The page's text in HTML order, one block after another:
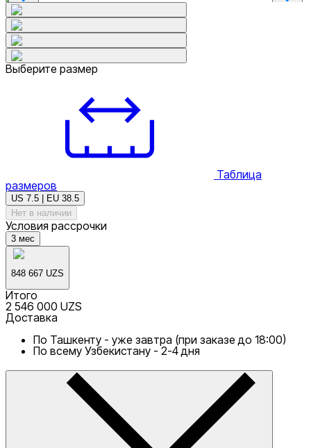
Выберите размер
Таблица
размеров
US 7.5 | EU 38.5
Нет в наличии
Условия рассрочки
3 мес
848 667 UZS
Итого
2 546 000 UZS
Доставка
По Ташкенту - уже завтра (при заказе до 18:00)
По всему Узбекистану - 2-4 дня